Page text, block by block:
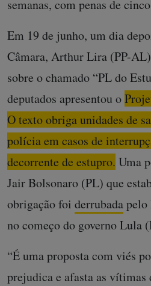
semanas, com penas de
Em 19 de junho, um dia
Câmara, Arthur Lira (PP-
sobre o chamado “PL do
deputados apresentou o
O texto obriga unidades de
polícia em casos de
decorrente de estupro. Uma
Jair Bolsonaro (PL) que
obrigação foi derrubadapelo
no começo do governo Lula
“É uma proposta com viés
prejudica e afasta as vítimas